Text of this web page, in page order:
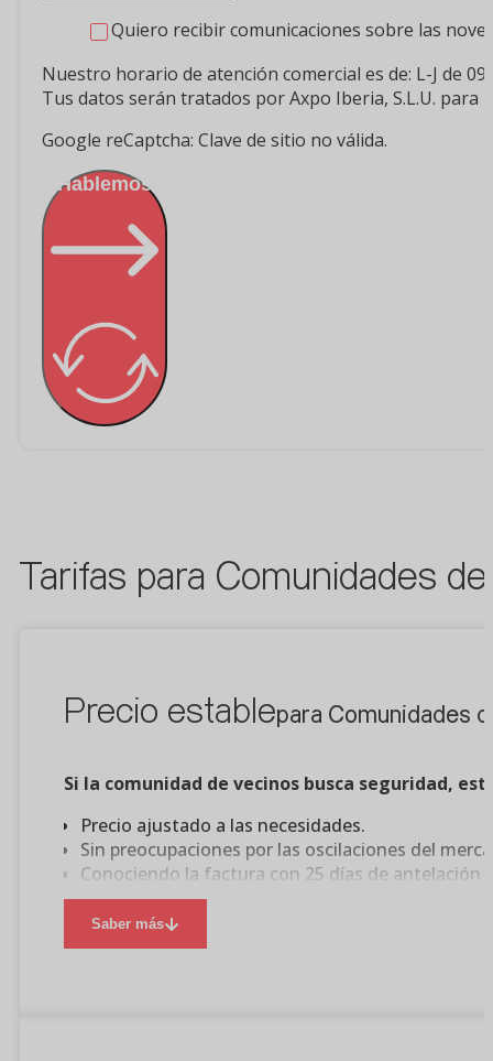
Quiero recibir comunicaciones sobre las
Nuestro horario de atención comercial es de: L-J de
Tus datos serán tratados por Axpo Iberia, S.L.U.
Google reCaptcha: Clave de sitio no válida.
¡Hablemos!
Tarifas para Comunidades
Precio establepara Comunidades
Si la comunidad de vecinos busca seguridad,
Precio ajustado a las necesidades.
Sin preocupaciones por las oscilaciones del
Conociendo la factura con 25 días de antelación
Pudiendo ajustarse a un presupuesto conocido.
Saber más